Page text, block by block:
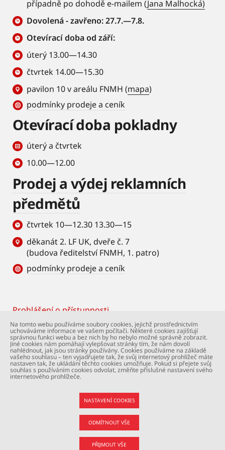
případně po dohodě e-mailem (Jana Malhocká)
Dovolená - zavřeno: 27.7.—7.8.
Otevírací doba od září:
úterý 13.00—14.30
čtvrtek 14.00—15.30
pavilon 10 v areálu FNMH (mapa)
podmínky prodeje a ceník
Otevírací doba pokladny
úterý a čtvrtek
10.00—12.00
Prodej a výdej reklamních
předmětů
čtvrtek 10—12.30 13.30—15
děkanát 2. LF UK, dveře č. 7
(budova ředitelství FNMH, 1. patro)
podmínky prodeje a ceník
Footer
Prohlášení o přístupnosti
© Univerzita Karlova – 2. lékařská fakulta. Všechna
práva vyhrazena. Foto: 2. LF a Shutterstock.com.
Podpora webu:webmaster@lfmotol.cuni.cz
Na tomto webu používáme soubory cookies, jejichž prostřednictvím
uchováváme informace ve vašem počítači. Některé cookies zajišťují
správnou funkci webu a bez nich by ho nebylo možné správně zobrazit.
Jiné cookies nám pomáhají vylepšovat stránky tím, že nám dovolí
nahlédnout, jak jsou stránky používány. Cookies používáme na základě
vašeho souhlasu – ten vyjadřujete tak, že svůj internetový prohlížeč máte
nastaven tak, že ukládání těchto cookies umožňuje. Pokud si přejete svůj
souhlas s používáním cookies odvolat, změňte příslušné nastavení svého
internetového prohlížeče.
NASTAVENÍ COOKIES
ODMÍTNOUT VŠE
PŘIJMOUT VŠE